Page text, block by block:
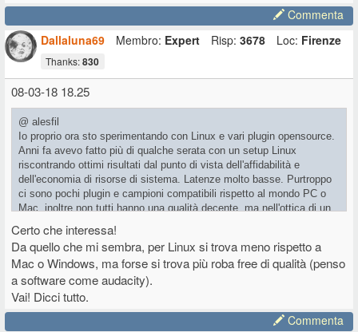
Commenta
Dallaluna69
Membro: Expert Risp: 3678 Loc: Firenze
Thanks:830
08-03-18 18.25
@ alesfil
Io proprio ora sto sperimentando con Linux e vari plugin opensource.
Anni fa avevo fatto più di qualche serata con un setup Linux
riscontrando ottimi risultati dal punto di vista dell'affidabilità e
dell'economia di risorse di sistema. Latenze molto basse. Purtroppo
ci sono pochi plugin e campioni compatibili rispetto al mondo PC o
Mac, inoltre non tutti hanno una qualità decente, ma nell'ottica di un
pappa pronta, bisogna progettare come gestire il setup, ma gli
strumenti ci sono. Se a qualcuno interessa, posso condividere con
voi l'esperimento.
Certo che interessa!
Da quello che mi sembra, per Linux si trova meno rispetto a
Mac o Windows, ma forse si trova più roba free di qualità (penso
a software come audacity).
Vai! Dicci tutto.
Commenta